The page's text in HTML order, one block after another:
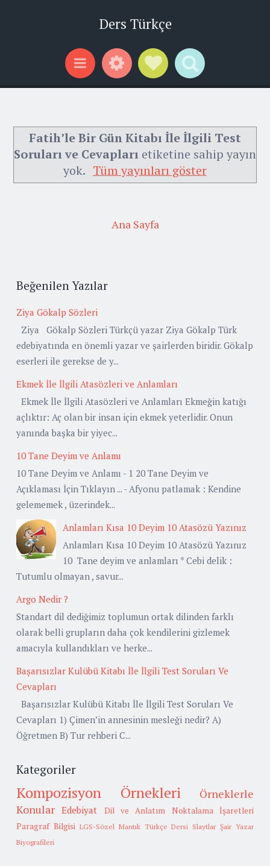
Ders Türkçe
Menu WidgetsSocial Links
Search
Fatih’le Bir Gün Kitabı İle İlgili Test
Soruları ve Cevapları etiketine sahip yayın
yok. Tüm yayınları göster
Ana Sayfa
Beğenilen Yazılar
Ziya Gökalp Sözleri
Ziya Gökalp Sözleri Türkçü yazar Ziya Gökalp Türk
edebiyatında en önemli yazar ve şairlerden biridir. Gökalp
eserleri ile gerekse de y...
Ekmek İle İlgili Atasözleri ve Anlamları
Ekmek İle İlgili Atasözleri ve Anlamları Ekmeğin katığı
açlıktır: Aç olan bir insan için ekmek yeterlidir. Onun
yanında başka bir yiyec...
10 Tane Deyim ve Anlamı
10 Tane Deyim ve Anlamı - 1 20 Tane Deyim ve
Açıklaması İçin Tıklayın ... - Afyonu patlamak : Kendine
gelememek , üzerindek...
Anlamları Kısa 10 Deyim 10 Atasözü Yazınız
Anlamları Kısa 10 Deyim 10 Atasözü Yazınız
10 Tane deyim ve anlamları * Cebi delik :
Tutumlu olmayan , savur...
Argo Nedir ?
Standart dil dediğimiz toplumun ortak dilinden farklı
olarak belli grupların daha çok kendilerini gizlemek
amacıyla kullandıkları ve herke...
Başarısızlar Kulübü Kitabı İle İlgili Test Soruları Ve
Cevapları
Başarısızlar Kulübü Kitabı İle İlgili Test Soruları Ve
Cevapları 1) Çimen’in annesinin mesleği nedir? A)
Öğretmen B) Tur rehberi C...
Kategoriler
Kompozisyon Örnekleri
Örneklerle
Konular Edebiyat Dil ve Anlatım
Noktalama İşaretleri
Paragraf Bilgisi LGS-Sözel Mantık Türkçe Dersi Slaytlar Şair Yazar
Biyografileri